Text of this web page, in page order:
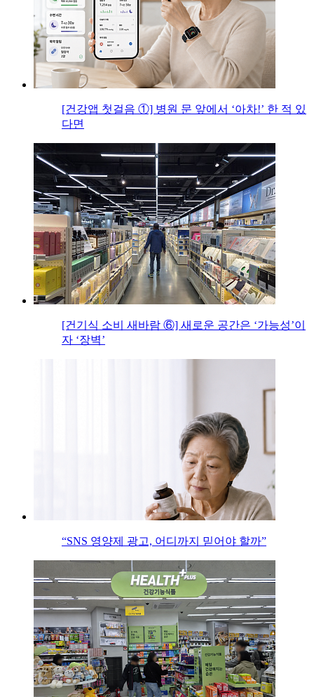
[건강앱 첫걸음 ①] 병원 문 앞에서 ‘아차!’ 한 적 있
다면
[건기식 소비 새바람 ⑥] 새로운 공간은 ‘가능성’이
자 ‘장벽’
“SNS 영양제 광고, 어디까지 믿어야 할까”